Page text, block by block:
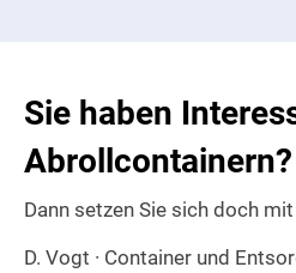
Sie haben
Abrollcontainern?
Dann setzen Sie sich doch
D. Vogt · Container und